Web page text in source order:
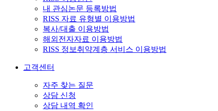
내 관심논문 등록방법
RISS 자료 유형별 이용방법
복사/대출 이용방법
해외전자자료 이용방법
RISS 정보취약계층 서비스 이용방법
고객센터
자주 찾는 질문
상담 신청
상담 내역 확인